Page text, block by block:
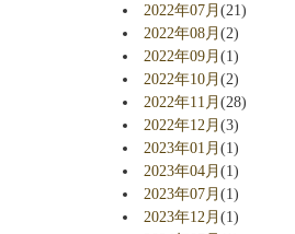
2022年07月(21)
2022年08月(2)
2022年09月(1)
2022年10月(2)
2022年11月(28)
2022年12月(3)
2023年01月(1)
2023年04月(1)
2023年07月(1)
2023年12月(1)